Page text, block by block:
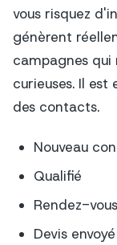
vous risquez
génèrent
campagnes
curieuses. Il est
des contacts.
Nouveau
Qualifié
Rendez-
Devis envoyé